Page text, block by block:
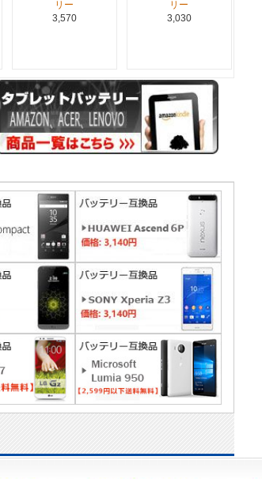
リー
3,570
リー
3,030